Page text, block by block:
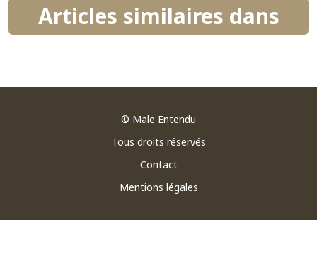
Articles similaires dans
© Male Entendu
Tous droits réservés
Contact
Mentions légales